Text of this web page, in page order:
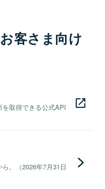
客さま向け
取得できる公式API
。（2026年7月31日